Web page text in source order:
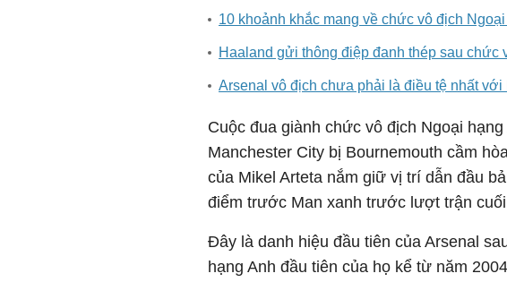
10 khoảnh khắc mang về chức vô địch Ngoại
Haaland gửi thông điệp đanh thép sau chức
Arsenal vô địch chưa phải là điều tệ nhất với
Cuộc đua giành chức vô địch Ngoại
Manchester City bị Bournemouth cầm
của Mikel Arteta nắm giữ vị trí dẫn đầu
điểm trước Man xanh trước lượt trận
Đây là danh hiệu đầu tiên của Arsenal
hạng Anh đầu tiên của họ kể từ năm